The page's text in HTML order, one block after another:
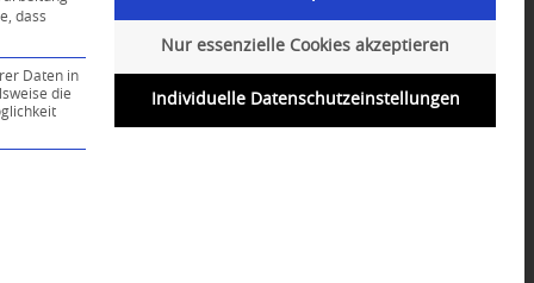
dass
Daten in
die
ist essenziell und kann nicht abgewählt
Nur essenzielle Cookies akzeptieren
Individuelle Datenschutzeinstellungen